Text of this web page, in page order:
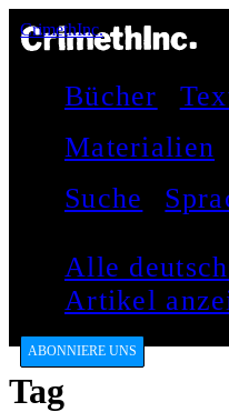
CrimethInc.
Bücher
Materialien
Suche
Alle
Artikel
ABONNIERE UNS
Tag